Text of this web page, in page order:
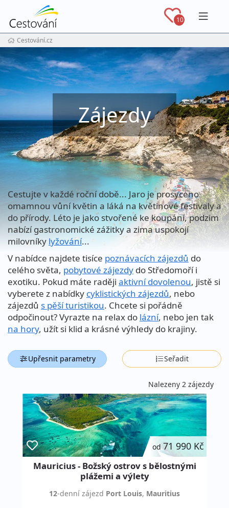
10
Cestování.cz
Zájezdy
Cestujte v každé roční době... Jaro je prosyceno
omamnou vůní květin a láká na květinové festivaly a
do přírody. Léto je jako stvořené ke koupání, podzim
nabízí gastronomické zážitky a zima uspokojí
milovníky lyžování...
V nabídce najdete tisíce poznávacích zájezdů do
celého světa, pobytové zájezdy do Středomoří i
exotiku. Pokud máte raději aktivní dovolenou, jistě si
vyberete z nabídky cyklistických zájezdů, nebo
zájezdů s pěší turistikou. Chcete si pořádně
odpočinout? Vyrazte na relax do lázní, nebo jen tak
na hory, užít si klid a krásné výhledy do krajiny.
Upřesnit parametry Seřadit
Nalezeny 2 zájezdy
od71 990 Kč
Mauricius - Božský ostrov s bělostnými
plážemi a výlety
12-denní zájezd Port Louis, Mauritius